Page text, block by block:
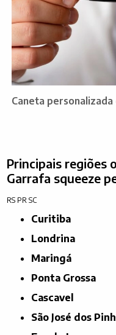
Caneta
Principais regiões
Garrafa squeeze
RS PR SC
Curitiba
Londrina
Maringá
Ponta Grossa
Cascavel
São José dos